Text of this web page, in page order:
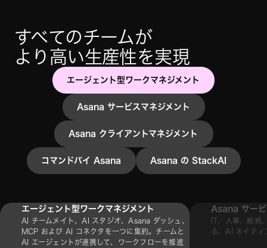
すべてのチームが
より高い生産性を実現
エージェント型ワークマネジメント
Asana サービスマネジメント
Asana クライアントマネジメント
コマンドバイ Asana Asana の StackAI
エージェント型ワークマネジメント
AI チームメイト、AI スタジオ、Asana ダッシュ、
MCP および AI コネクタを一つに集約。チームと
AI エージェントが連携して、ワークフローを推進
Asana サービ
IT、人事、総務
る、AI ネイティ